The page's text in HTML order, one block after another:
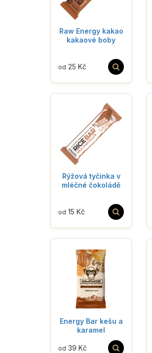
Raw Energy kakao
kakaové boby
od 25 Kč
Rýžová tyčinka v
mléčné čokoládě
od 15 Kč
Energy Bar kešu a
karamel
od 39 Kč